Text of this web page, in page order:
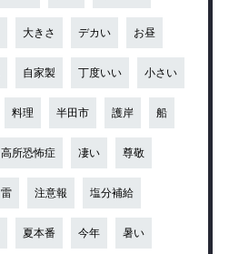
大きさ デカい お昼
自家製 丁度いい 小さい
料理 半田市 護岸 船
高所恐怖症 凄い 尊敬
雷 注意報 塩分補給
夏本番 今年 暑い